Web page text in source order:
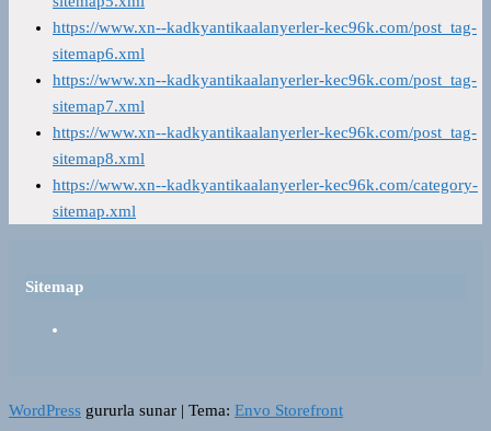
https://www.xn--kadkyantikaalanyerler-kec96k.com/post_tag-
sitemap6.xml
https://www.xn--kadkyantikaalanyerler-kec96k.com/post_tag-
sitemap7.xml
https://www.xn--kadkyantikaalanyerler-kec96k.com/post_tag-
sitemap8.xml
https://www.xn--kadkyantikaalanyerler-kec96k.com/category-
sitemap.xml
Sitemap
WordPress gururla sunar | Tema: Envo Storefront